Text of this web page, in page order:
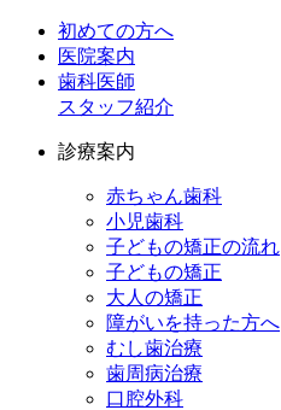
初めての方へ
医院案内
歯科医師
スタッフ紹介
診療案内
赤ちゃん歯科
小児歯科
子どもの矯正の流れ
子どもの矯正
大人の矯正
障がいを持った方へ
むし歯治療
歯周病治療
口腔外科